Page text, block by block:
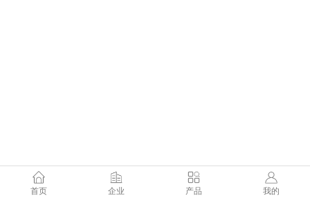
首页 企业 产品 我的